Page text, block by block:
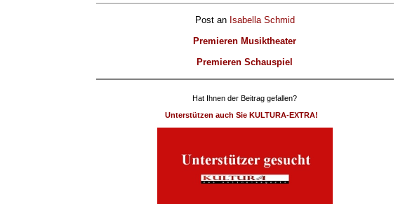
Post an Isabella Schmid
Premieren Musiktheater
Premieren Schauspiel
Hat Ihnen der Beitrag gefallen?
Unterstützen auch Sie KULTURA-EXTRA!